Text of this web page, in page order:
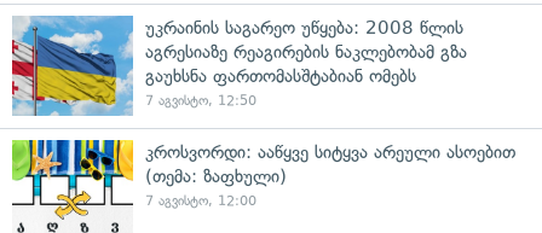
უკრაინის საგარეო უწყება: 2008 წლის
აგრესიაზე რეაგირების ნაკლებობამ გზა
გაუხსნა ფართომასშტაბიან ომებს
7 აგვისტო, 12:50
კროსვორდი: ააწყვე სიტყვა არეული ასოებით
(თემა: ზაფხული)
7 აგვისტო, 12:00